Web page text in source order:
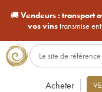
🚚Vendeurs : transport
vos vinstransmise
Acheter